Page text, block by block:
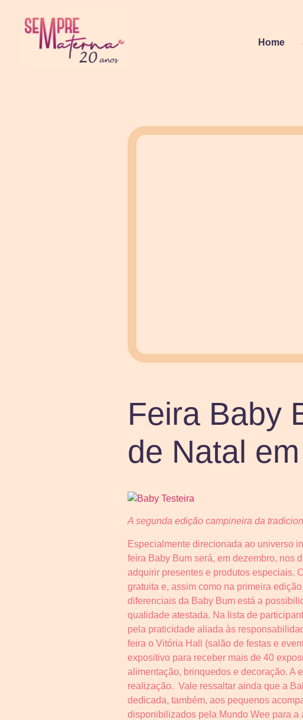
Home
Feira Baby
de Natal
A segunda edição campineira da
Especialmente direcionada ao universo
feira Baby Bum será, em dezembro, nos
adquirir presentes e produtos especiais.
gratuita e, assim como na primeira
diferenciais da Baby Bum está a
qualidade atestada. Na lista de
pela praticidade aliada às
feira o Vitória Hall (salão de festas e
expositivo para receber mais de 40
alimentação, brinquedos e decoração. A
realização. Vale ressaltar ainda que a
dedicada, também, aos pequenos
disponibilizados pela Mundo Wee para